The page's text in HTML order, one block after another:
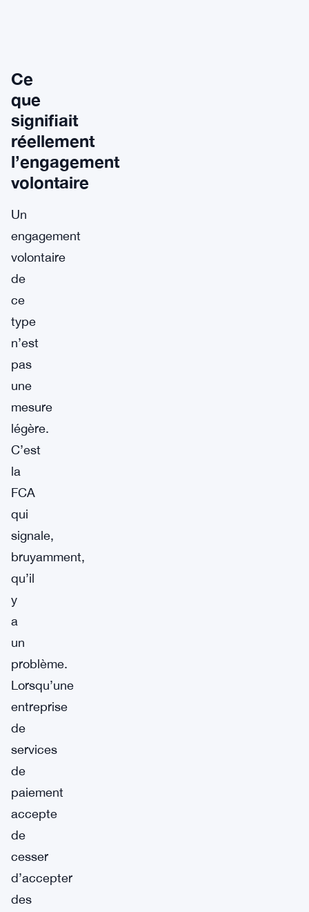
Ce
que
signifiait
réellement
l’engagement
volontaire
Un
engagement
volontaire
de
ce
type
n’est
pas
une
mesure
légère.
C’est
la
FCA
qui
signale,
bruyamment,
qu’il
y
a
un
problème.
Lorsqu’une
entreprise
de
services
de
paiement
accepte
de
cesser
d’accepter
des